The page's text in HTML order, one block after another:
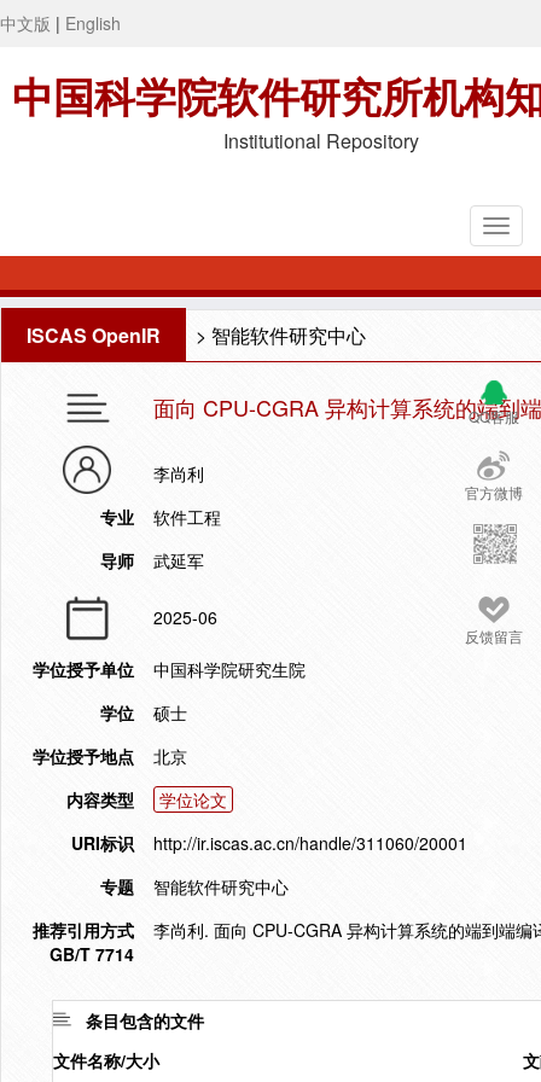
中文版 | English
中国科学院软件研究所机构
Institutional Repository
ISCAS OpenIR > 智能软件研究中心
QQ客服
官方微博
反馈留言
面向 CPU-CGRA 异构计算系统的端到
李尚利
专业
软件工程
导师
武延军
2025-06
学位授予单位
中国科学院研究生院
学位
硕士
学位授予地点
北京
内容类型
学位论文
URI标识
http://ir.iscas.ac.cn/handle/311060/20001
专题
智能软件研究中心
推荐引用方式
GB/T 7714
李尚利. 面向 CPU-CGRA 异构计算系统的端到端
条目包含的文件
文件名称/大小